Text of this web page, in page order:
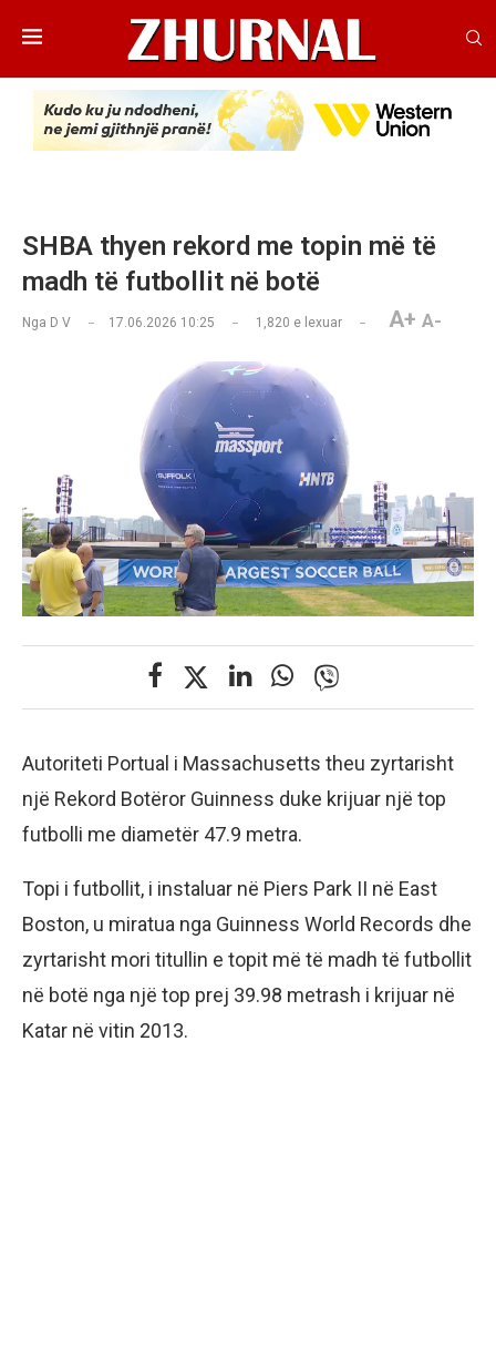
SHBA thyen rekord me topin më të
madh të futbollit në botë
Nga D V 17.06.2026 10:25 1,820 e lexuar A+ A-
Autoriteti Portual i Massachusetts theu zyrtarisht
një Rekord Botëror Guinness duke krijuar një top
futbolli me diametër 47.9 metra.
Topi i futbollit, i instaluar në Piers Park II në East
Boston, u miratua nga Guinness World Records dhe
zyrtarisht mori titullin e topit më të madh të futbollit
në botë nga një top prej 39.98 metrash i krijuar në
Katar në vitin 2013.